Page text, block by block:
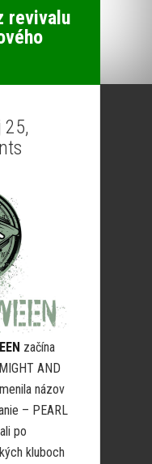
revivalu
25,
začína
AND
názov
– PEARL
po
kluboch